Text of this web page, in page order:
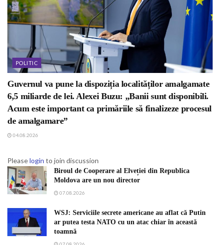
POLITIC
Guvernul va pune la dispoziția localităților amalgamate
6,5 miliarde de lei. Alexei Buzu: „Banii sunt disponibili.
Acum este important ca primăriile să finalizeze procesul
de amalgamare”
04.08.2026
Pleaselogin to join discussion
Biroul de Cooperare al Elveției din Republica
Moldova are un nou director
07.08.2026
WSJ: Serviciile secrete americane au aflat că Putin
ar putea testa NATO cu un atac chiar în această
toamnă